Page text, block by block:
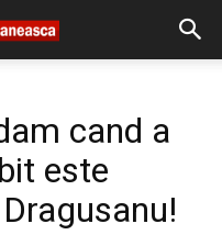
cand a
este